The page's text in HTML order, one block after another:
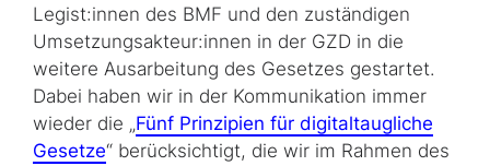
Legist:innen des BMF und den zustän­di­gen
Umsetzungsakteur:innen in der GZD in die
weitere Ausarbeitung des Gesetzes gestartet.
Dabei haben wir in der Kommunikation immer
wieder die „Fünf Prinzipien für digitaltaugliche
Gesetze“ berücksichtigt, die wir im Rahmen des